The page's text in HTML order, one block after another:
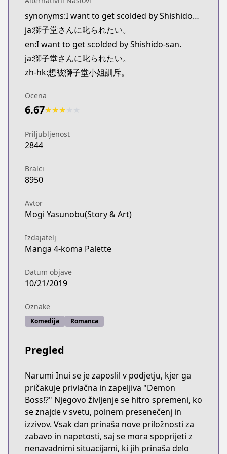
synonyms:I want to get scolded by Shishidou-san.
ja:獅子堂さんに叱られたい。
en:I want to get scolded by Shishido-san.
ja:獅子堂さんに叱られたい。
zh-hk:想被獅子堂小姐訓斥。
Ocena
6.67★★★
Priljubljenost
2844
Bralci
8950
Avtor
Mogi Yasunobu(Story & Art)
Izdajatelj
Manga 4-koma Palette
Datum objave
10/21/2019
Oznake
Komedija Romanca
Pregled
Narumi Inui se je zaposlil v podjetju, kjer ga
pričakuje privlačna in zapeljiva "Demon
Boss!?" Njegovo življenje se hitro spremeni, ko
se znajde v svetu, polnem presenečenj in
izzivov. Vsak dan prinaša nove priložnosti za
zabavo in napetosti, saj se mora spoprijeti z
nenavadnimi situacijami, ki jih prinaša delo